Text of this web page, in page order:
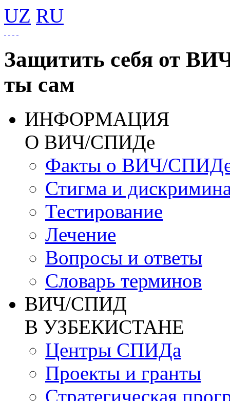
UZ RU
Защитить себя от
ты сам
ИНФОРМАЦИЯ
О ВИЧ/СПИДе
Факты о ВИЧ/
Стигма и
Тестирование
Лечение
Вопросы и ответы
Словарь терминов
ВИЧ/СПИД
В УЗБЕКИСТАНЕ
Центры СПИДа
Проекты и гранты
Стратегическая